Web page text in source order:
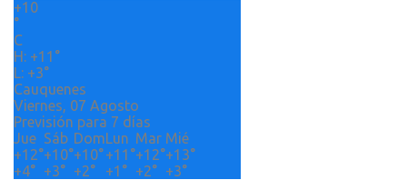
i
s
+10
°
C
H: +11°
L: +3°
Cauquenes
Viernes, 07 Agosto
Previsión para 7 días
Jue Sáb DomLun Mar Mié
+12°+10°+10°+11°+12°+13°
+4° +3° +2° +1° +2° +3°